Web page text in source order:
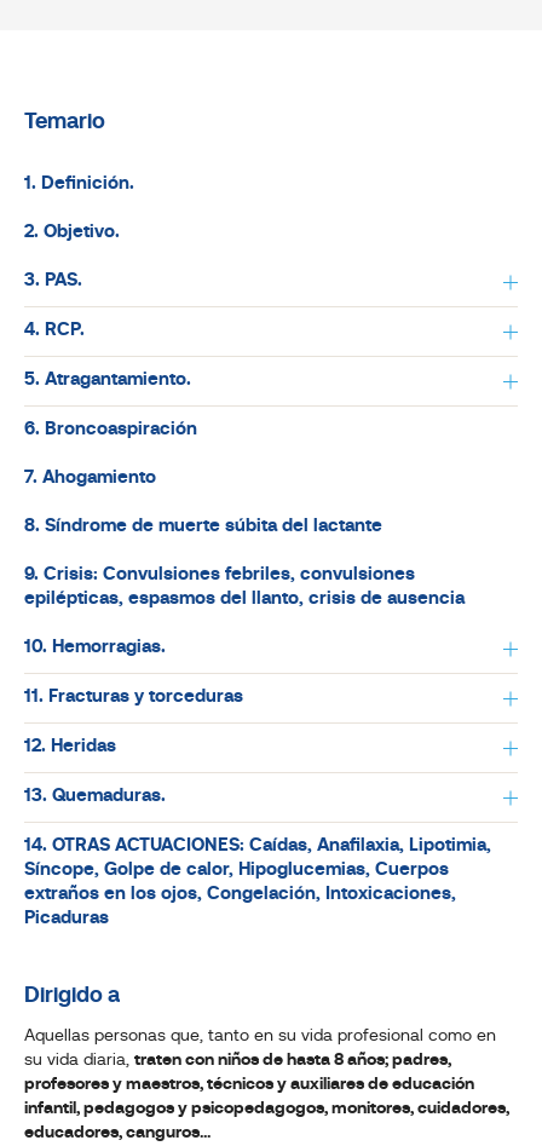
Temario
1. Definición.
2. Objetivo.
3. PAS.
4. RCP.
5. Atragantamiento.
6. Broncoaspiración
7. Ahogamiento
8. Síndrome de muerte súbita del lactante
9. Crisis: Convulsiones febriles, convulsiones
epilépticas, espasmos del llanto, crisis de ausencia
10. Hemorragias.
11. Fracturas y torceduras
12. Heridas
13. Quemaduras.
14. OTRAS ACTUACIONES: Caídas, Anafilaxia, Lipotimia,
Síncope, Golpe de calor, Hipoglucemias, Cuerpos
extraños en los ojos, Congelación, Intoxicaciones,
Picaduras
Dirigido a
Aquellas personas que, tanto en su vida profesional como en
su vida diaria, traten con niños de hasta 8 años; padres,
profesores y maestros, técnicos y auxiliares de educación
infantil, pedagogos y psicopedagogos, monitores, cuidadores,
educadores, canguros...